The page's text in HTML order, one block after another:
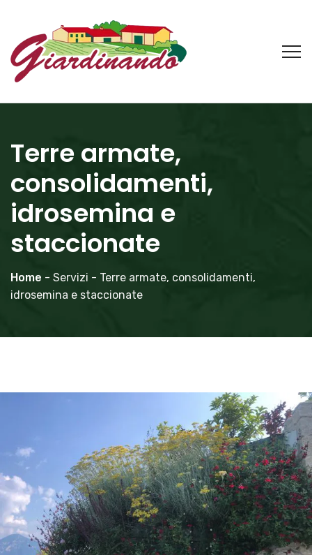
Terre armate,
consolidamenti,
idrosemina e
staccionate
Home - Servizi - Terre armate, consolidamenti,
idrosemina e staccionate